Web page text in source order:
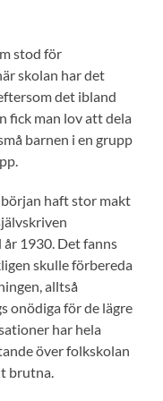
stod för
skolan har det
det ibland
fick man lov att dela
barnen i en grupp
haft stor makt
1930. Det fanns
skulle förbereda
alltså
onödiga för de lägre
har hela
över folkskolan
brutna.